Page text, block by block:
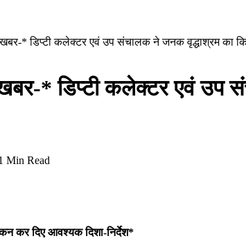
खबर-* डिप्टी कलेक्टर एवं उप संचालक ने जनक वृद्धाश्रम का
खबर-* डिप्टी कलेक्टर एवं
Min Read
कर दिए आवश्यक दिशा-निर्देश*